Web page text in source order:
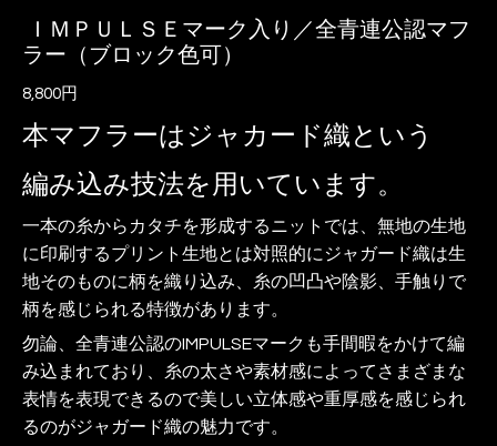
ＩＭＰＵＬＳＥマーク入り／全青連公認マフ
ラー（ブロック色可）
8,800円
本マフラーはジャカード織という
編み込み技法を用いています。
一本の糸からカタチを形成するニットでは、無地の生地
に印刷するプリント生地とは対照的に ジャガード織は生
地そのものに柄を織り込み、
糸の凹凸や陰影、手触りで
柄を感じられる特徴があります。
勿論、全青連公認のIMPULSEマークも手間暇をかけて編
み込まれており、
糸の太さや素材感によって さまざまな
表情を表現できるので美しい立体感や重厚感を感じられ
るのがジャガード織の魅力です。